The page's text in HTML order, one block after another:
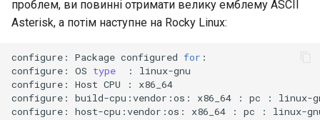
проблем, ви повинні отримати велику емблему ASCII
Asterisk, а потім наступне на Rocky Linux:
configure: Package configured for :
configure:
OS type :
linux-gnu
configure:
Host CPU :
x86_64
configure:
build-cpu:vendor:os: x86_64 : pc :
linux-
configure:
host-cpu:vendor:os: x86_64 : pc : linux-